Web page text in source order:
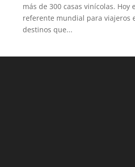
más de 300 casas vinícolas. Hoy
referente mundial para viajeros
destinos que...